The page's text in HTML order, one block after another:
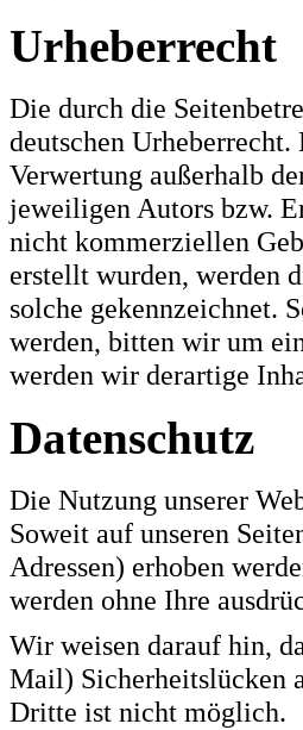
Urheberrecht
Die durch die
deutschen
Verwertung außerhalb
jeweiligen Autors bzw.
nicht kommerziellen
erstellt wurden, werden
solche gekennzeichnet.
werden, bitten wir um
werden wir derartige
Datenschutz
Die Nutzung unserer
Soweit auf unseren
Adressen) erhoben
werden ohne Ihre
Wir weisen darauf hin,
Mail) Sicherheitslücken
Dritte ist nicht möglich.